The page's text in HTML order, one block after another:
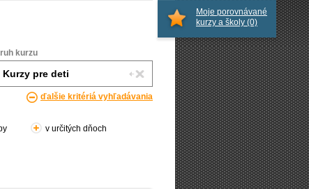
kurzu
ďalšie kritériá vyhľadávania
v určitých dňoch
Moje porovnávané
kurzy a školy (0)